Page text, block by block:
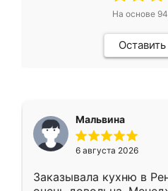
На основе
Мальвина
6 августа 2026
Заказывала кухню в